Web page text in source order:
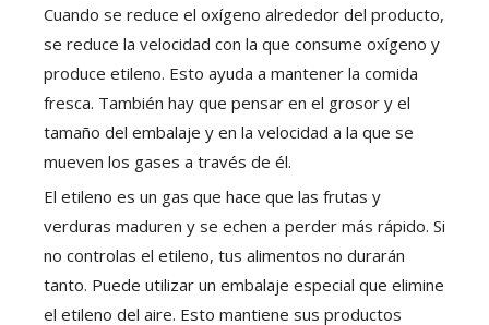
Cuando se reduce el oxígeno alrededor del producto,
se reduce la velocidad con la que consume oxígeno y
produce etileno. Esto ayuda a mantener la comida
fresca. También hay que pensar en el grosor y el
tamaño del embalaje y en la velocidad a la que se
mueven los gases a través de él.
El etileno es un gas que hace que las frutas y
verduras maduren y se echen a perder más rápido. Si
no controlas el etileno, tus alimentos no durarán
tanto. Puede utilizar un embalaje especial que elimine
el etileno del aire. Esto mantiene sus productos